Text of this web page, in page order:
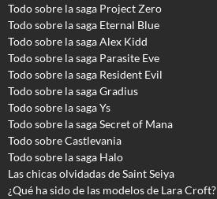
Todo sobre la saga Project Zero
Todo sobre la saga Eternal Blue
Todo sobre la saga Alex Kidd
Todo sobre la saga Parasite Eve
Todo sobre la saga Resident Evil
Todo sobre la saga Gradius
Todo sobre la saga Ys
Todo sobre la saga Secret of Mana
Todo sobre Castlevania
Todo sobre la saga Halo
Las chicas olvidadas de Saint Seiya
¿Qué ha sido de las modelos de Lara Croft?